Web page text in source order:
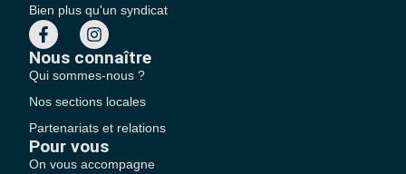
Bien plus qu'un syndicat
Nous connaître
Qui sommes-nous ?
Nos sections locales
Partenariats et relations
Pour vous
On vous accompagne